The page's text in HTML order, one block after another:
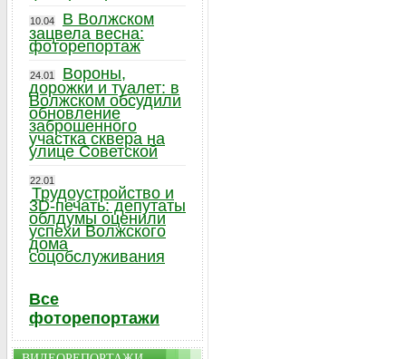
10.04
В Волжском
зацвела весна:
фоторепортаж
24.01
Вороны,
дорожки и туалет: в
Волжском обсудили
обновление
заброшенного
участка сквера на
улице Советской
22.01
Трудоустройство и
3D-печать: депутаты
облдумы оценили
успехи Волжского
дома
соцобслуживания
Все
фоторепортажи